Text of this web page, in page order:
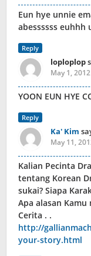
Eun hye unnie
abessssss euhhh
Reply
loploplop
May 1,
YOON EUN HYE
Reply
Ka' Kim
May 11,
Kalian Pecinta
tentang Korean
sukai? Siapa
Apa alasan
Cerita . .
http://
your-story.html